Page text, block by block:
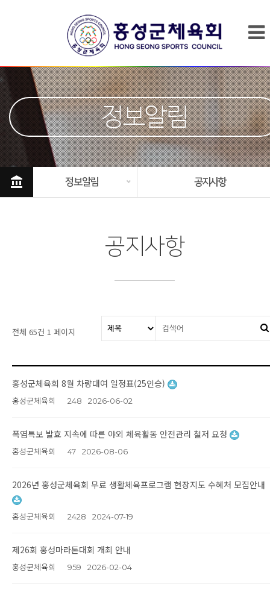
정보알림
account_balance 정보알림 공지사항
공지사항
전체 65건 1 페이지
홍성군체육회 8월 차량대여 일정표(25인승)
홍성군체육회 248 2026-06-02
폭염특보 발효 지속에 따른 야외 체육활동 안전관리 철저 요청
홍성군체육회 47 2026-08-06
2026년 홍성군체육회 무료 생활체육프로그램 현장지도 수혜처 모집안내
홍성군체육회 2428 2024-07-19
제26회 홍성마라톤대회 개최 안내
홍성군체육회 959 2026-02-04